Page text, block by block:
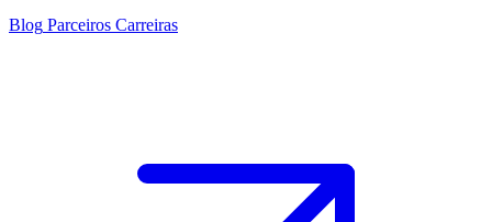
Blog Parceiros Carreiras